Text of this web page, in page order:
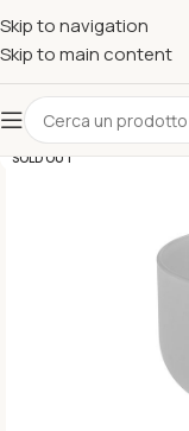
Skip to navigation
Skip to main content
SOLD OUT